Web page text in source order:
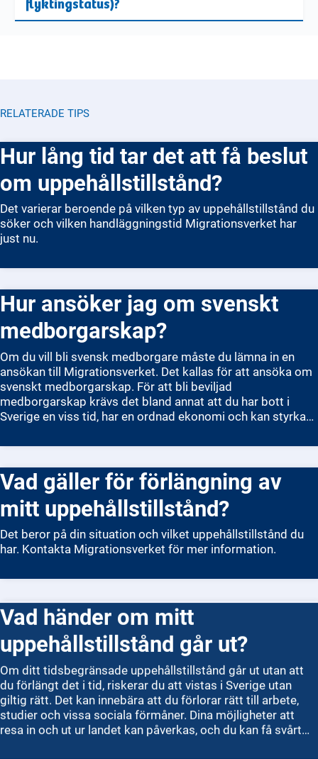
flyktingstatus)?
RELATERADE TIPS
Hur lång tid tar det att få beslut
om uppehållstillstånd?
Det varierar beroende på vilken typ av uppehållstillstånd du
söker och vilken handläggningstid Migrationsverket har
just nu.
Hur ansöker jag om svenskt
medborgarskap?
Om du vill bli svensk medborgare måste du lämna in en
ansökan till Migrationsverket. Det kallas för att ansöka om
svenskt medborgarskap. För att bli beviljad
medborgarskap krävs det bland annat att du har bott i
Sverige en viss tid, har en ordnad ekonomi och kan styrka
Migrationsverkets e-tjänst, men det går även att skicka in
handläggningen ta flera månader. Blir du godkänd får du ett
beslut hemskickat. Att vara svensk medborgare innebär att
du har fulla rättigheter i Sverige, till exempel rösträtt i
riksdagsvalet.
Vad gäller för förlängning av
mitt uppehållstillstånd?
Det beror på din situation och vilket uppehållstillstånd du
har. Kontakta Migrationsverket för mer information.
Vad händer om mitt
uppehållstillstånd går ut?
Om ditt tidsbegränsade uppehållstillstånd går ut utan att
du förlängt det i tid, riskerar du att vistas i Sverige utan
giltig rätt. Det kan innebära att du förlorar rätt till arbete,
studier och vissa sociala förmåner. Dina möjligheter att
resa in och ut ur landet kan påverkas, och du kan få svårt